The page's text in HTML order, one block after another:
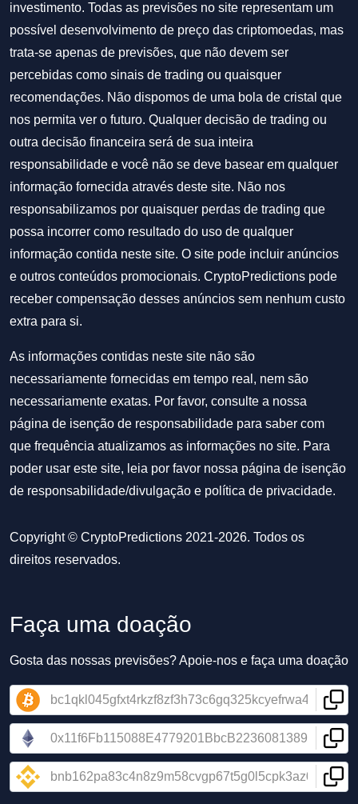
investimento. Todas as previsões no site representam um
possível desenvolvimento de preço das criptomoedas, mas
trata-se apenas de previsões, que não devem ser
percebidas como sinais de trading ou quaisquer
recomendações. Não dispomos de uma bola de cristal que
nos permita ver o futuro. Qualquer decisão de trading ou
outra decisão financeira será de sua inteira
responsabilidade e você não se deve basear em qualquer
informação fornecida através deste site. Não nos
responsabilizamos por quaisquer perdas de trading que
possa incorrer como resultado do uso de qualquer
informação contida neste site. O site pode incluir anúncios
e outros conteúdos promocionais. CryptoPredictions pode
receber compensação desses anúncios sem nenhum custo
extra para si.
As informações contidas neste site não são
necessariamente fornecidas em tempo real, nem são
necessariamente exatas. Por favor, consulte a nossa
página de isenção de responsabilidade para saber com
que frequência atualizamos as informações no site. Para
poder usar este site, leia por favor nossa página de isenção
de responsabilidade/divulgação e política de privacidade.
Copyright © CryptoPredictions 2021-2026. Todos os
direitos reservados.
Faça uma doação
Gosta das nossas previsões? Apoie-nos e faça uma doação